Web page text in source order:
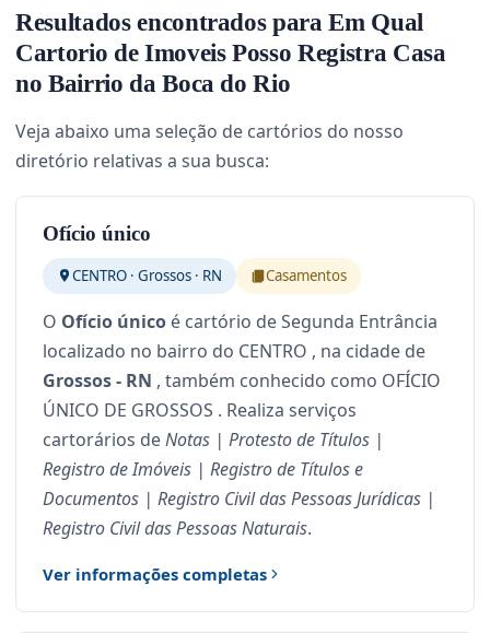
Resultados encontrados para Em Qual
Cartorio de Imoveis Posso Registra Casa
no Bairrio da Boca do Rio
Veja abaixo uma seleção de cartórios do nosso
diretório relativas a sua busca:
Ofício único
CENTRO · Grossos · RN Casamentos
O Ofício único é cartório de Segunda Entrância
localizado no bairro do CENTRO , na cidade de
Grossos - RN , também conhecido como OFÍCIO
ÚNICO DE GROSSOS . Realiza serviços
cartorários deNotas | Protesto de Títulos |
Registro de Imóveis | Registro de Títulos e
Documentos | Registro Civil das Pessoas Jurídicas |
Registro Civil das Pessoas Naturais.
Ver informações completas